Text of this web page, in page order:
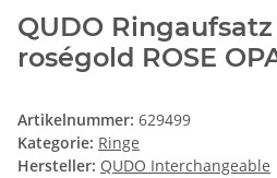
QUDO Ringaufsatz
roségold ROSE
Artikelnummer: 629499
Kategorie: Ringe
Hersteller: QUDO Interchangeable